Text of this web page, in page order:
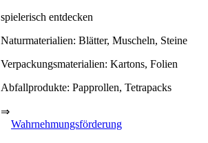
spielerisch entdecken
Naturmaterialien: Blätter, Muscheln, Steine
Verpackungsmaterialien: Kartons, Folien
Abfallprodukte: Papprollen, Tetrapacks
⇒
Wahrnehmungsförderung